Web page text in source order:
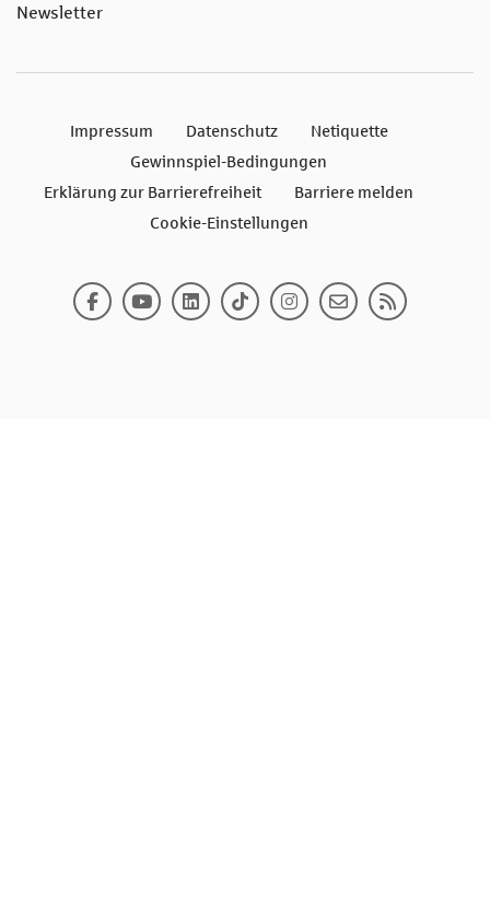
Newsletter
Impressum Datenschutz
Netiquette
Gewinnspiel-Bedingungen
Erklärung zur Barrierefreiheit
Barriere melden
Cookie-Einstellungen